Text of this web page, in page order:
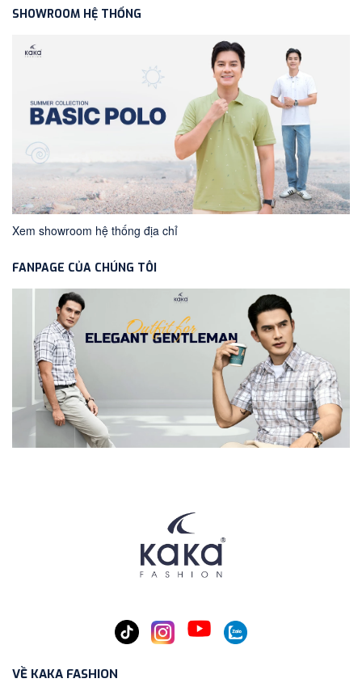
Xem showroom hệ thống địa chỉ
SHOWROOM HỆ THỐNG
FANPAGE CỦA CHÚNG TÔI
VỀ KAKA FASHION